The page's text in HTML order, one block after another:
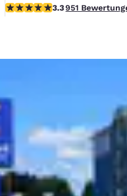
English
English
United
3.29-Sterne-Bewertung. Gut.
3.3951